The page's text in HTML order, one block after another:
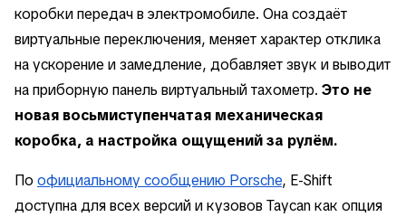
коробки передач в электромобиле. Она создаёт
виртуальные переключения, меняет характер отклика
на ускорение и замедление, добавляет звук и выводит
на приборную панель виртуальный тахометр. Это не
новая восьмиступенчатая механическая
коробка, а настройка ощущений за рулём.
По официальному сообщению Porsche, E-Shift
доступна для всех версий и кузовов Taycan как опция